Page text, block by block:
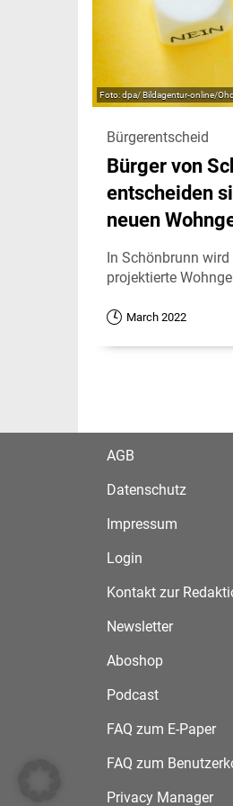
dpa/ Bildagentur-online/
Bürgerentscheid
Bürger von
entscheiden
neuen
In Schönbrunn
projektierte
March 2022
AGB
Datenschutz
Impressum
Login
Kontakt zur
Newsletter
Aboshop
Podcast
FAQ zum E-Paper
FAQ zum
Privacy Manager